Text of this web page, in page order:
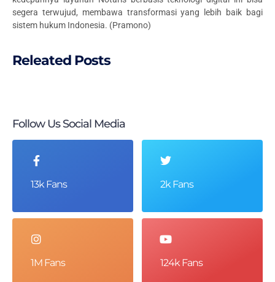
segera terwujud, membawa transformasi yang lebih baik bagi
sistem hukum Indonesia. (Pramono)
Releated Posts
Follow Us Social Media
13k Fans 2k Fans
1M Fans 124k Fans